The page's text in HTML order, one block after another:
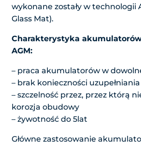
wykonane zostały w technologii
Glass Mat).
Charakterystyka
AGM:
– praca akumulatorów w
– brak konieczności
– szczelność przez, przez którą
korozja obudowy
– żywotność do 5lat
Główne zastosowanie